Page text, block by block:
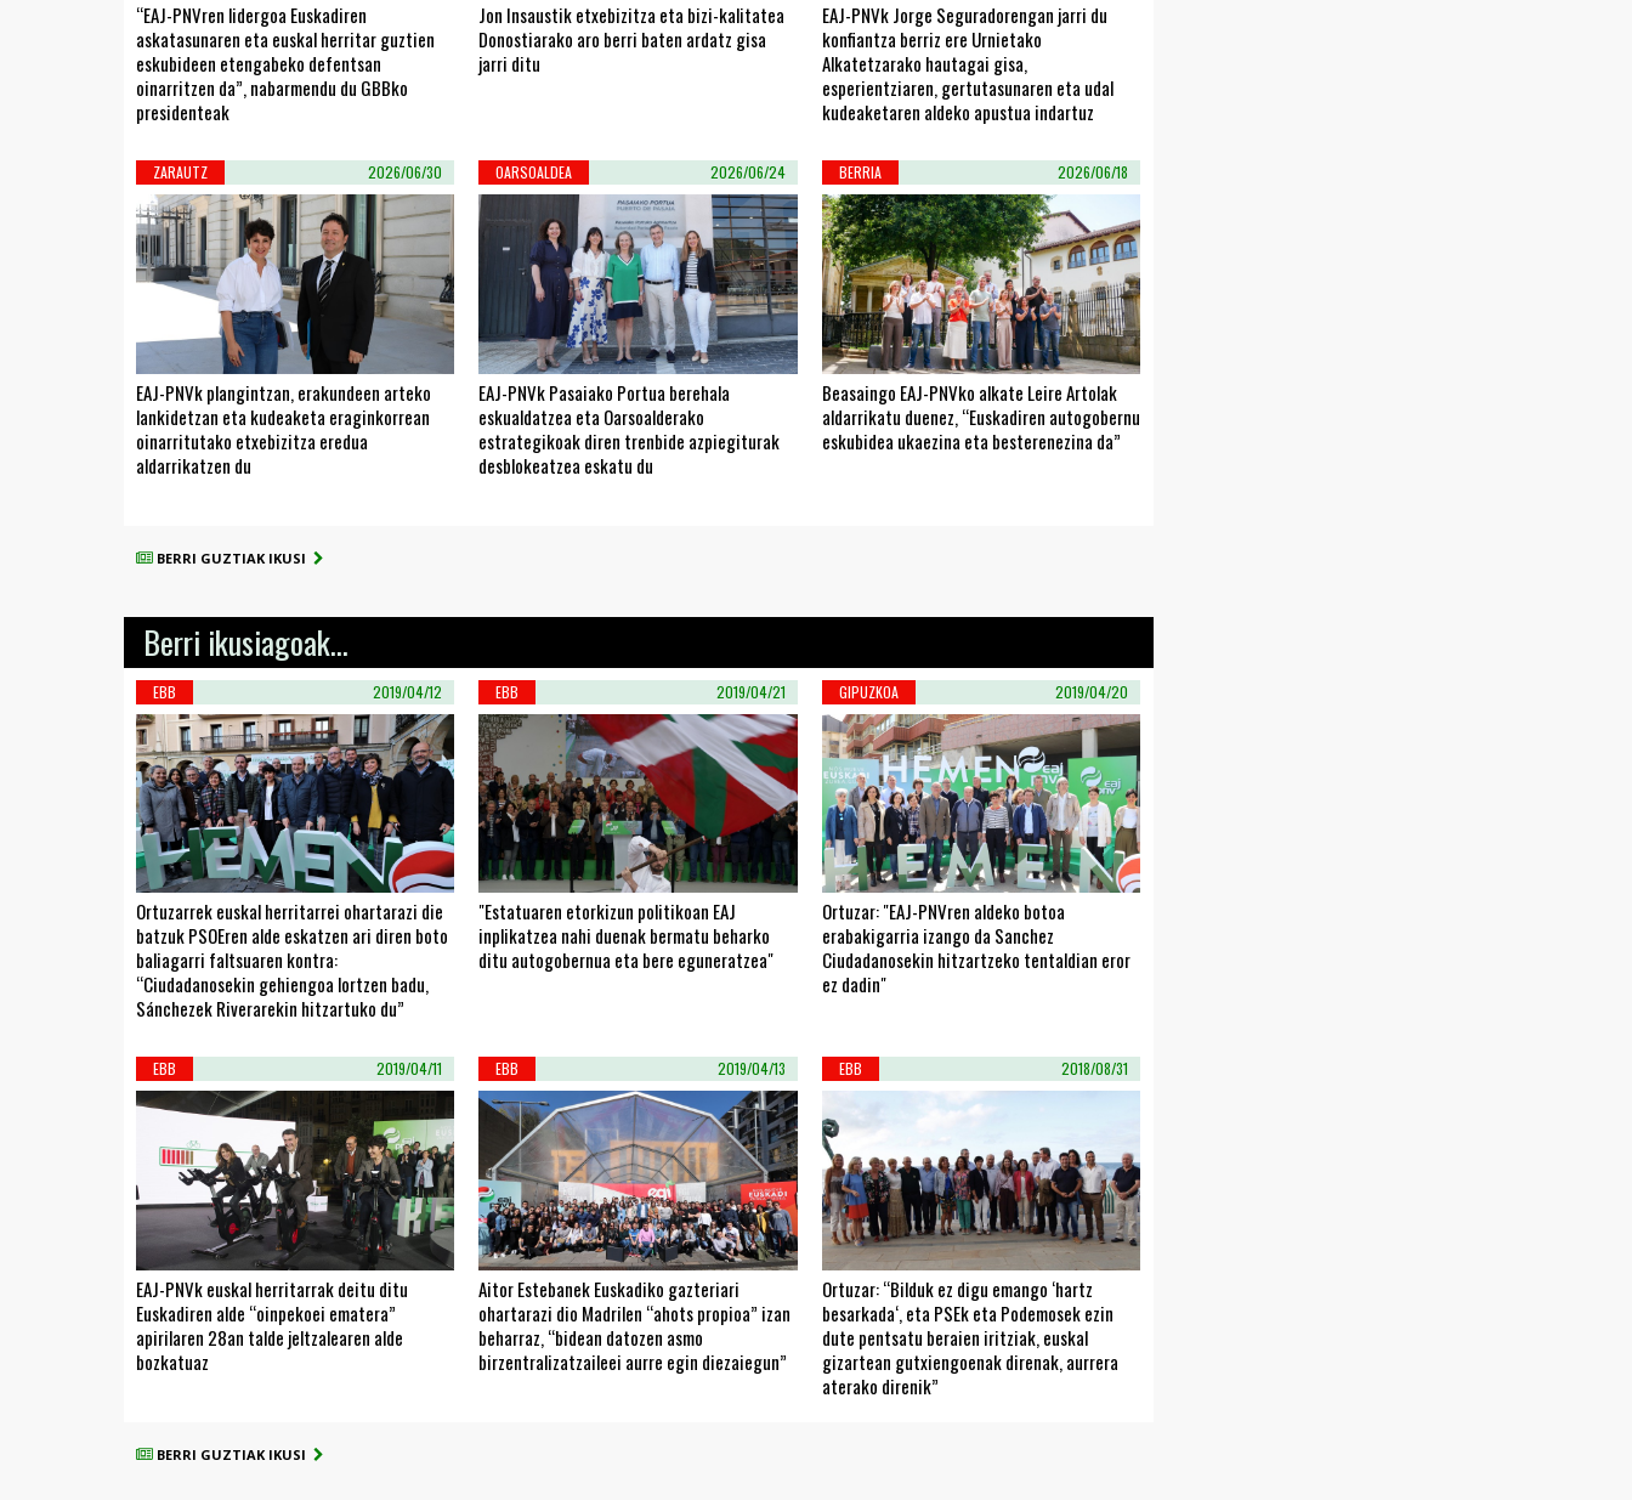
“EAJ-PNVren lidergoa Euskadiren
askatasunaren eta euskal herritar guztien
eskubideen etengabeko defentsan
oinarritzen da”, nabarmendu du GBBko
presidenteak
Jon Insaustik etxebizitza eta bizi-kalitatea
Donostiarako aro berri baten ardatz gisa
jarri ditu
EAJ-PNVk Jorge Seguradorengan jarri du
konfiantza berriz ere Urnietako
Alkatetzarako hautagai gisa,
esperientziaren, gertutasunaren eta udal
kudeaketaren aldeko apustua indartuz
ZARAUTZ 2026/06/30
EAJ-PNVk plangintzan, erakundeen arteko
lankidetzan eta kudeaketa eraginkorrean
oinarritutako etxebizitza eredua
aldarrikatzen du
OARSOALDEA 2026/06/24
EAJ-PNVk Pasaiako Portua berehala
eskualdatzea eta Oarsoalderako
estrategikoak diren trenbide azpiegiturak
desblokeatzea eskatu du
BERRIA 2026/06/18
Beasaingo EAJ-PNVko alkate Leire Artolak
aldarrikatu duenez, “Euskadiren autogobernu
eskubidea ukaezina eta besterenezina da”
BERRI GUZTIAK IKUSI
Berri ikusiagoak...
EBB 2019/04/12
Ortuzarrek euskal herritarrei ohartarazi die
batzuk PSOEren alde eskatzen ari diren boto
baliagarri faltsuaren kontra:
“Ciudadanosekin gehiengoa lortzen badu,
Sánchezek Riverarekin hitzartuko du”
EBB 2019/04/21
"Estatuaren etorkizun politikoan EAJ
inplikatzea nahi duenak bermatu beharko
ditu autogobernua eta bere eguneratzea"
GIPUZKOA 2019/04/20
Ortuzar: "EAJ-PNVren aldeko botoa
erabakigarria izango da Sanchez
Ciudadanosekin hitzartzeko tentaldian eror
ez dadin"
EBB 2019/04/11
EAJ-PNVk euskal herritarrak deitu ditu
Euskadiren alde “oinpekoei ematera”
apirilaren 28an talde jeltzalearen alde
bozkatuaz
EBB 2019/04/13
Aitor Estebanek Euskadiko gazteriari
ohartarazi dio Madrilen “ahots propioa” izan
beharraz, “bidean datozen asmo
birzentralizatzaileei aurre egin diezaiegun”
EBB 2018/08/31
Ortuzar: “Bilduk ez digu emango ‘hartz
besarkada‘, eta PSEk eta Podemosek ezin
dute pentsatu beraien iritziak, euskal
gizartean gutxiengoenak direnak, aurrera
aterako direnik”
BERRI GUZTIAK IKUSI